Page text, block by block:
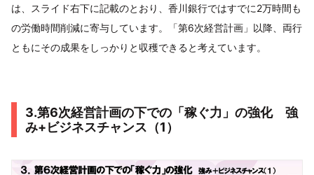
は、スライド右下に記載のとおり、香川銀行ではすでに2万時間も
の労働時間削減に寄与しています。「第6次経営計画」以降、両行
ともにその成果をしっかりと収穫できると考えています。
3.第6次経営計画の下での「稼ぐ力」の強化 強
み+ビジネスチャンス（1）